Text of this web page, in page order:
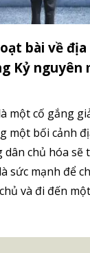
bài về
Kỷ nguyên
một cố gắng
một bối cảnh
dân chủ hóa sẽ
sức mạnh để
và đi đến